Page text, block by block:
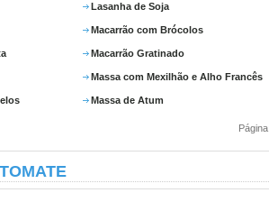
Lasanha de Soja
Macarrão com Brócolos
Macarrão Gratinado
Massa com Mexilhão e Alho Francês
Massa de Atum